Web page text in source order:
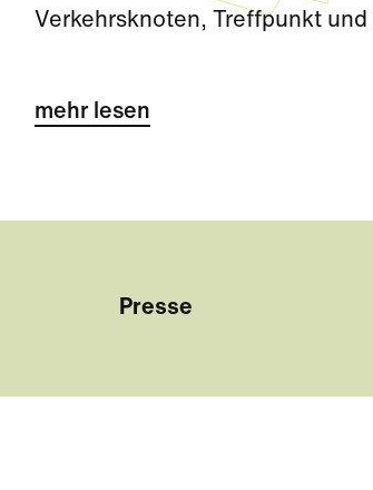
Verkehrsknoten, Treffpunkt
mehr lesen
Presse